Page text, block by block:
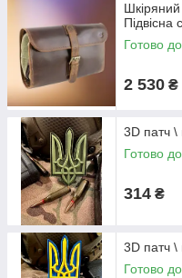
Підвісна
Готово
2 530 ₴
3D патч \
Готово
314 ₴
3D патч \
Готово